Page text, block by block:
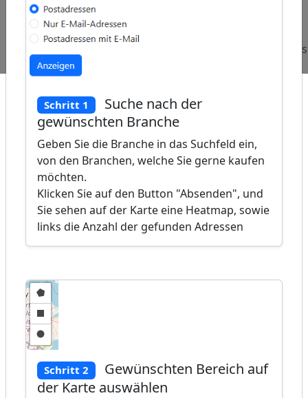
Beliebte
Adressen
Schritt 1
Suche nach der
gewünschten Branche
Geben Sie die Branche in das Suchfeld ein,
von den Branchen, welche Sie gerne kaufen
möchten.
Klicken Sie auf den Button "Absenden", und
Sie sehen auf der Karte eine Heatmap, sowie
links die Anzahl der gefunden Adressen
Schritt 2
Gewünschten Bereich auf
der Karte auswählen